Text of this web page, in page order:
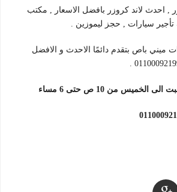
, احدث لاند كروزر بافضل الاسعار , مكتب
تأجير سيارات , حجز ليموزين .
ميني باص بتقدم دائمًا الاحدث و الافضل
من 10 ص حتى 6 مساء